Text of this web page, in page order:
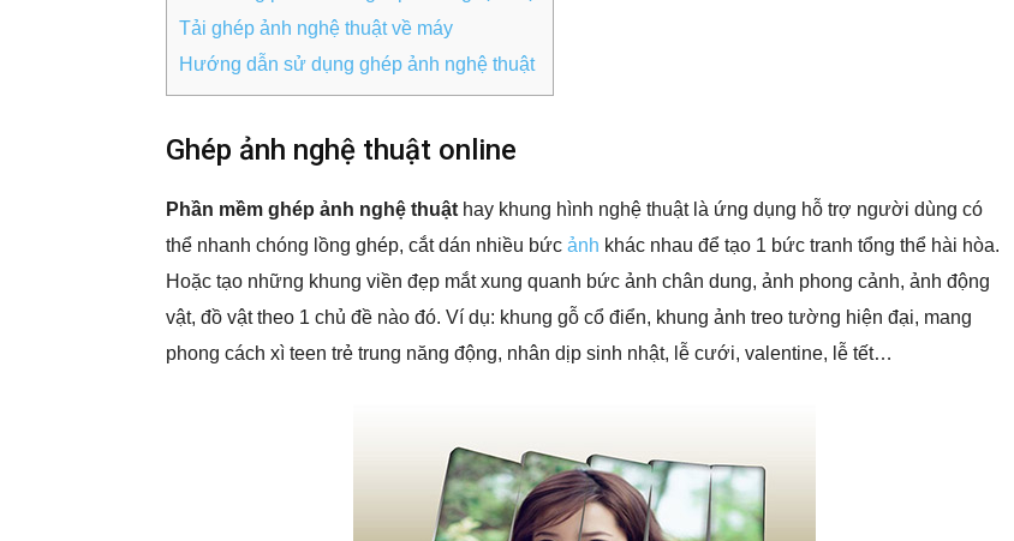
Tải ghép ảnh nghệ thuật về máy
Hướng dẫn sử dụng ghép ảnh nghệ thuật
Ghép ảnh nghệ thuật online
Phần mềm ghép ảnh nghệ thuật hay khung hình nghệ thuật là ứng dụng hỗ trợ người dùng có
thể nhanh chóng lồng ghép, cắt dán nhiều bức ảnh khác nhau để tạo 1 bức tranh tổng thể hài hòa.
Hoặc tạo những khung viền đẹp mắt xung quanh bức ảnh chân dung, ảnh phong cảnh, ảnh động
vật, đồ vật theo 1 chủ đề nào đó. Ví dụ: khung gỗ cổ điển, khung ảnh treo tường hiện đại, mang
phong cách xì teen trẻ trung năng động, nhân dịp sinh nhật, lễ cưới, valentine, lễ tết…